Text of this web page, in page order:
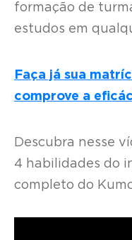
formação de
estudos em
Faça já sua
comprove a
Descubra nesse
4 habilidades do
completo do